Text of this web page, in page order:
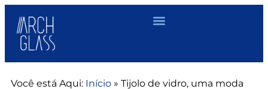
Você está Aqui: Início » Tijolo de vidro, uma moda